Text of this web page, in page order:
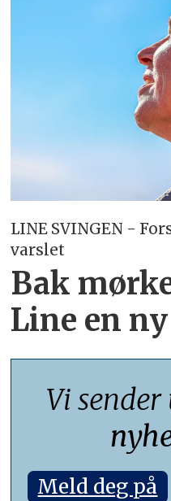
LINE SVINGEN -
varslet
Bak
Line en
Vi
Meld deg på